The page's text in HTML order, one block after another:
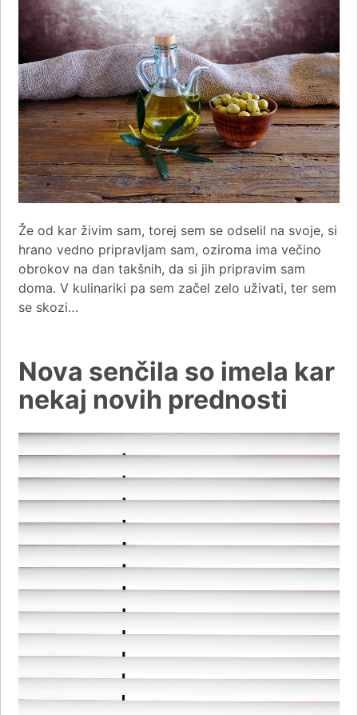
Že od kar živim sam, torej sem se odselil na svoje, si
hrano vedno pripravljam sam, oziroma ima večino
obrokov na dan takšnih, da si jih pripravim sam
doma. V kulinariki pa sem začel zelo uživati, ter sem
se skozi…
Nova senčila so imela kar
nekaj novih prednosti